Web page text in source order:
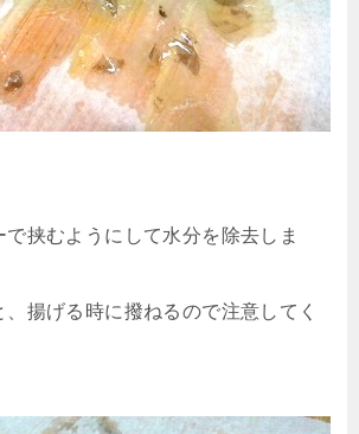
挟むようにして水分を除去しま
揚げる時に撥ねるので注意してく